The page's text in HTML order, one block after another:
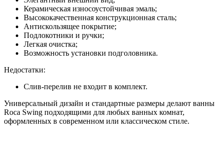
Керамическая износоустойчивая эмаль;
Высококачественная конструкционная сталь;
Антискользящее покрытие;
Подлокотники и ручки;
Легкая очистка;
Возможность установки подголовника.
Недостатки:
Слив-перелив не входит в комплект.
Универсальный дизайн и стандартные размеры делают ванны
Roca Swing подходящими для любых ванных комнат,
оформленных в современном или классическом стиле.